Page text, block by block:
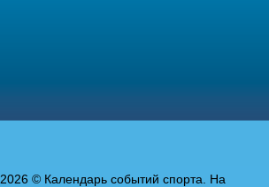
2026 © Календарь событий спорта. На